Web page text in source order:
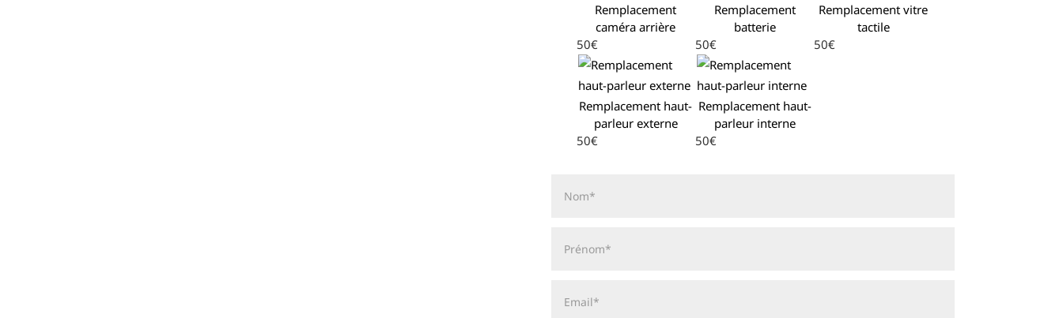
Remplacement
caméra arrière
50€
Remplacement
batterie
50€
Remplacement vitre
tactile
50€
Remplacement haut-
parleur externe
50€
Remplacement haut-
parleur interne
50€